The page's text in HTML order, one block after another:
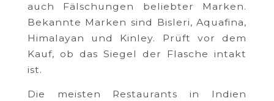
auch Fälschungen beliebter Marken.
Bekannte Marken sind Bisleri, Aquafina,
Himalayan und Kinley. Prüft vor dem
Kauf, ob das Siegel der Flasche intakt
ist.
Die meisten Restaurants in Indien